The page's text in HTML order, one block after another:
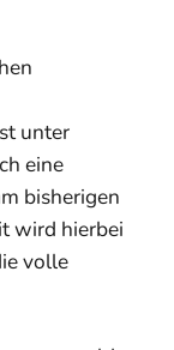
unter
eine
bisherigen
wird hierbei
volle